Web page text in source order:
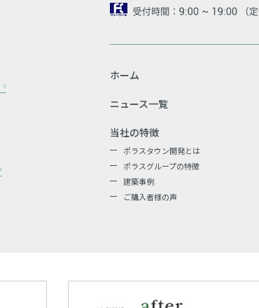
ホーム
ニュース一覧
当社の特徴
ポラスタウン開発とは
ポラスグループの特徴
建築事例
ご購入者様の声